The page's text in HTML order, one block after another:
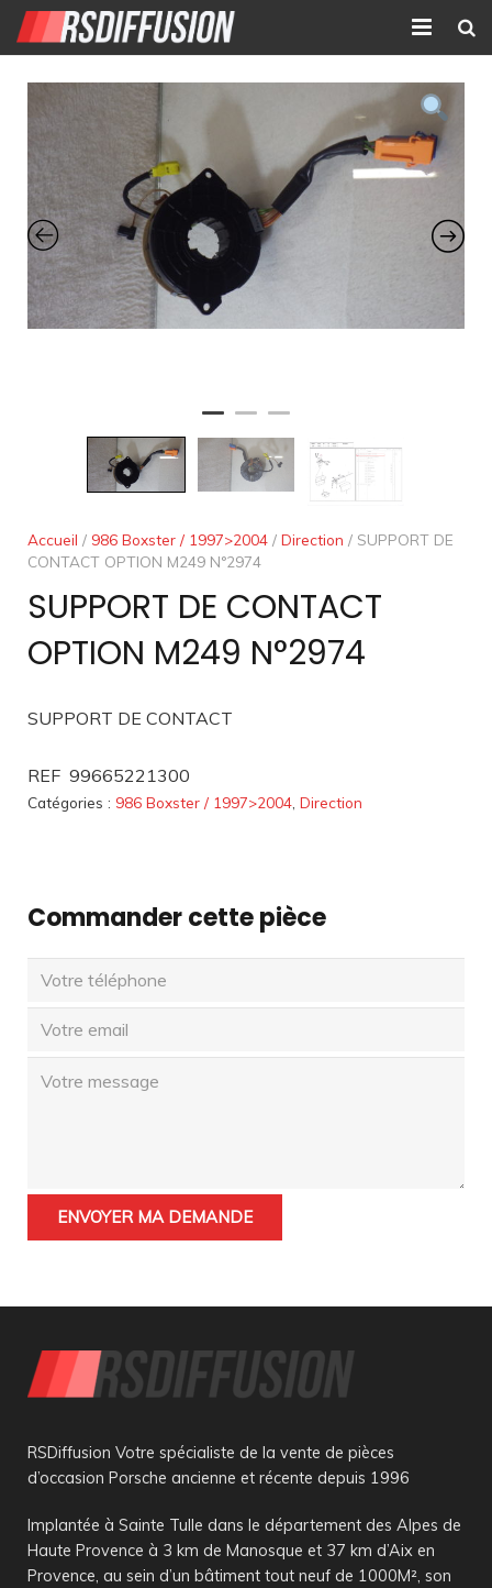
Accueil
Nouvelles annonces
Annonces prolongées
Atelier mécanique
Contact
Accueil / 986 Boxster / 1997>2004 / Direction / SUPPORT DE
CONTACT OPTION M249 N°2974
SUPPORT DE CONTACT
OPTION M249 N°2974
SUPPORT DE CONTACT
REF 99665221300
Catégories : 986 Boxster / 1997>2004 Direction
Commander cette pièce
RSDiffusion Votre spécialiste de la vente de pièces
d’occasion Porsche ancienne et récente depuis 1996
Implantée à Sainte Tulle dans le département des Alpes de
Haute Provence à 3 km de Manosque et 37 km d’Aix en
Provence, au sein d’un bâtiment tout neuf de 1000M², son